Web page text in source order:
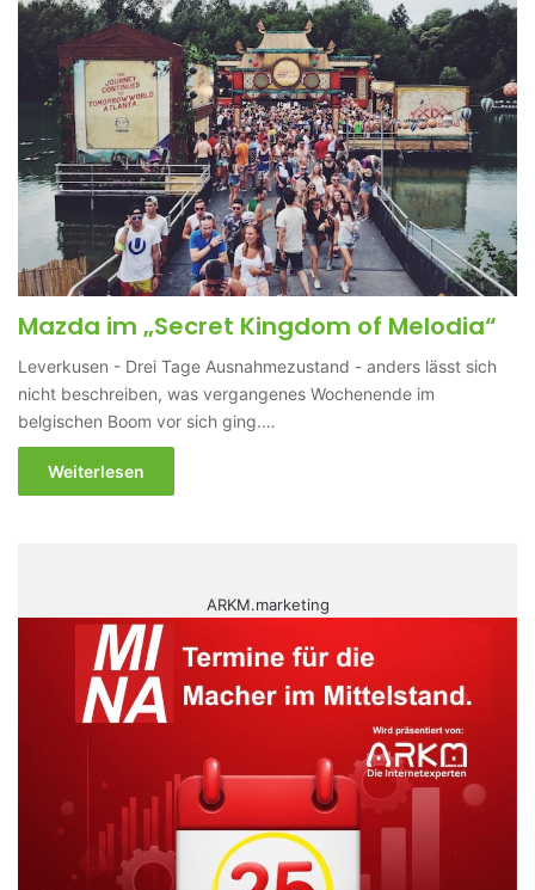
Mazda im „Secret Kingdom of Melodia“
Leverkusen - Drei Tage Ausnahmezustand - anders lässt sich
nicht beschreiben, was vergangenes Wochenende im
belgischen Boom vor sich ging.…
Weiterlesen
ARKM.marketing